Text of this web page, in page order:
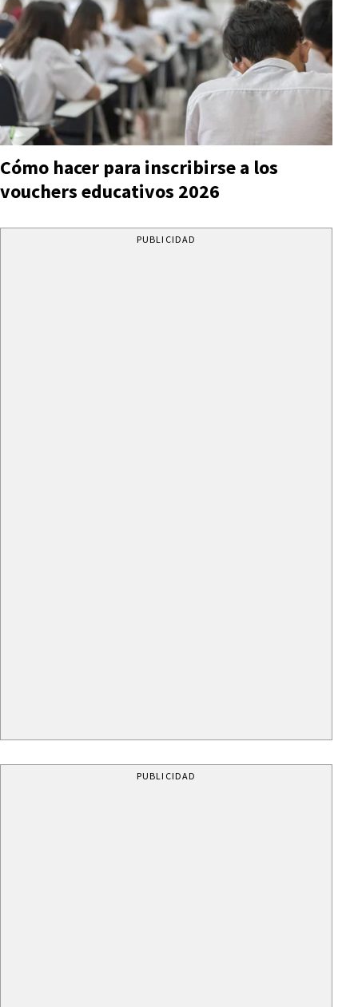
Cómo hacer para inscribirse a los
vouchers educativos 2026
PUBLICIDAD
PUBLICIDAD